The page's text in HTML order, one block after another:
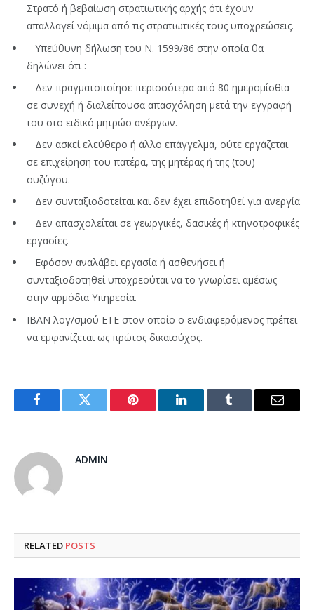
Στρατό ή βεβαίωση στρατιωτικής αρχής ότι έχουν
απαλλαγεί νόμιμα από τις στρατιωτικές τους υποχρεώσεις.
Υπεύθυνη δήλωση του Ν. 1599/86 στην οποία θα
δηλώνει ότι :
Δεν πραγματοποίησε περισσότερα από 80 ημερομίσθια
σε συνεχή ή διαλείπουσα απασχόληση μετά την εγγραφή
του στο ειδικό μητρώο ανέργων.
Δεν ασκεί ελεύθερο ή άλλο επάγγελμα, ούτε εργάζεται
σε επιχείρηση του πατέρα, της μητέρας ή της (του)
συζύγου.
Δεν συνταξιοδοτείται και δεν έχει επιδοτηθεί για ανεργία
Δεν απασχολείται σε γεωργικές, δασικές ή κτηνοτροφικές
εργασίες.
Εφόσον αναλάβει εργασία ή ασθενήσει ή
συνταξιοδοτηθεί υποχρεούται να το γνωρίσει αμέσως
στην αρμόδια Υπηρεσία.
ΙΒΑΝ λογ/σμού ΕΤΕ στον οποίο ο ενδιαφερόμενος πρέπει
να εμφανίζεται ως πρώτος δικαιούχος.
FacebookTwitter Pinterest LinkedInTumblr Email
ADMIN
RELATED POSTS